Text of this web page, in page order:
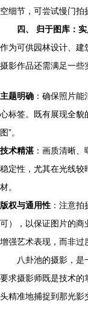
空细节，可尝试慢门拍
四、 归于图库：
作为可供园林设计、建
摄影作品还需满足一些
主题明确 ：确保照片能
心标签。既有展现全貌
图”。
技术精湛 ：画质清晰
稳定性，尤其在光线较
材。
版权与通用性 ：注意
可），以保证图片的商
增强艺术表现，而非过
八卦池的摄影，是
要求摄影师既是技术的
头精准地捕捉到那光影